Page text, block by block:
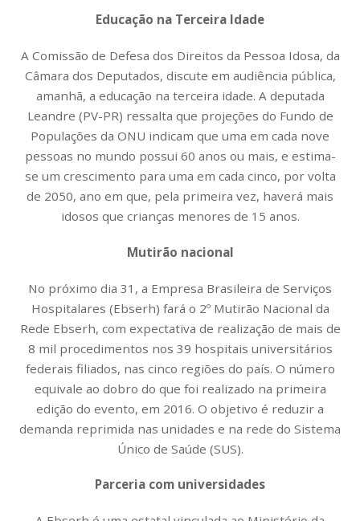
Educação na Terceira Idade
A Comissão de Defesa dos Direitos da Pessoa Idosa, da
Câmara dos Deputados, discute em audiência pública,
amanhã, a educação na terceira idade. A deputada
Leandre (PV-PR) ressalta que projeções do Fundo de
Populações da ONU indicam que uma em cada nove
pessoas no mundo possui 60 anos ou mais, e estima-
se um crescimento para uma em cada cinco, por volta
de 2050, ano em que, pela primeira vez, haverá mais
idosos que crianças menores de 15 anos.
Mutirão nacional
No próximo dia 31, a Empresa Brasileira de Serviços
Hospitalares (Ebserh) fará o 2º Mutirão Nacional da
Rede Ebserh, com expectativa de realização de mais de
8 mil procedimentos nos 39 hospitais universitários
federais filiados, nas cinco regiões do país. O número
equivale ao dobro do que foi realizado na primeira
edição do evento, em 2016. O objetivo é reduzir a
demanda reprimida nas unidades e na rede do Sistema
Único de Saúde (SUS).
Parceria com universidades